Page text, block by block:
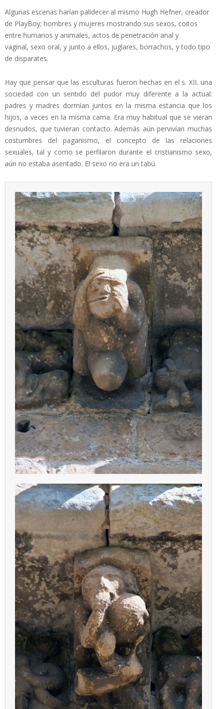
Algunas escenas harían palidecer al mismo Hugh Hefner, creador
de PlayBoy; hombres y mujeres mostrando sus sexos, coitos
entre humanos y animales, actos de penetración anal y
vaginal, sexo oral, y junto a ellos, juglares, borrachos, y todo tipo
de disparates.
Hay que pensar que las esculturas fueron hechas en el s. XII. una
sociedad con un sentido del pudor muy diferente a la actual:
padres y madres dormían juntos en la misma estancia que los
hijos, a veces en la misma cama. Era muy habitual que se vieran
desnudos, que tuvieran contacto. Además aún pervivían muchas
costumbres del paganismo, el concepto de las relaciones
sexuales, tal y como se perfilaron durante el cristianismo sexo,
aún no estaba asentado. El sexo no era un tabú.